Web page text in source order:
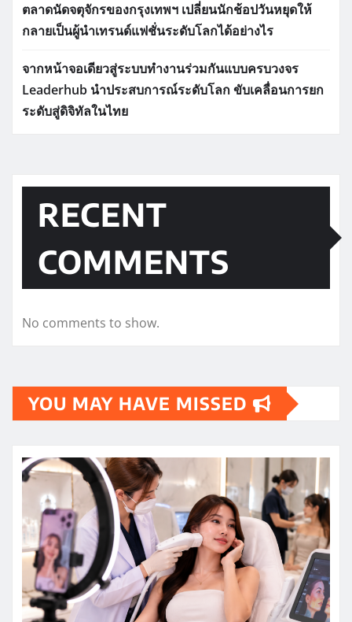
ตลาดนัดจตุจักรของกรุงเทพฯ เปลี่ยนนักช้อปวันหยุดให้
กลายเป็นผู้นำเทรนด์แฟชั่นระดับโลกได้อย่างไร
จากหน้าจอเดียวสู่ระบบทำงานร่วมกันแบบครบวงจร
Leaderhub นำประสบการณ์ระดับโลก ขับเคลื่อนการยก
ระดับสู่ดิจิทัลในไทย
RECENT
COMMENTS
No comments to show.
YOU MAY HAVE MISSED